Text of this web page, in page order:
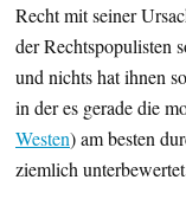
Recht mit seiner
der Rechtspopulisten
und nichts hat ihnen
in der es gerade die
Westen) am besten
ziemlich